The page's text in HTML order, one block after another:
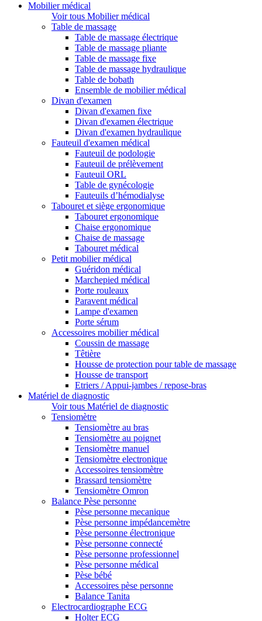
Mobilier médical
Voir tous Mobilier médical
Table de massage
Table de massage électrique
Table de massage pliante
Table de massage fixe
Table de massage hydraulique
Table de bobath
Ensemble de mobilier médical
Divan d'examen
Divan d'examen fixe
Divan d'examen électrique
Divan d'examen hydraulique
Fauteuil d'examen médical
Fauteuil de podologie
Fauteuil de prélèvement
Fauteuil ORL
Table de gynécologie
Fauteuils d’hémodialyse
Tabouret et siège ergonomique
Tabouret ergonomique
Chaise ergonomique
Chaise de massage
Tabouret médical
Petit mobilier médical
Guéridon médical
Marchepied médical
Porte rouleaux
Paravent médical
Lampe d'examen
Porte sérum
Accessoires mobilier médical
Coussin de massage
Têtière
Housse de protection pour table de massage
Housse de transport
Etriers / Appui-jambes / repose-bras
Matériel de diagnostic
Voir tous Matériel de diagnostic
Tensiomètre
Tensiomètre au bras
Tensiomètre au poignet
Tensiomètre manuel
Tensiomètre electronique
Accessoires tensiomètre
Brassard tensiomètre
Tensiomètre Omron
Balance Pèse personne
Pèse personne mecanique
Pèse personne impédancemètre
Pèse personne électronique
Pèse personne connecté
Pèse personne professionnel
Pèse personne médical
Pèse bébé
Accessoires pèse personne
Balance Tanita
Electrocardiographe ECG
Holter ECG